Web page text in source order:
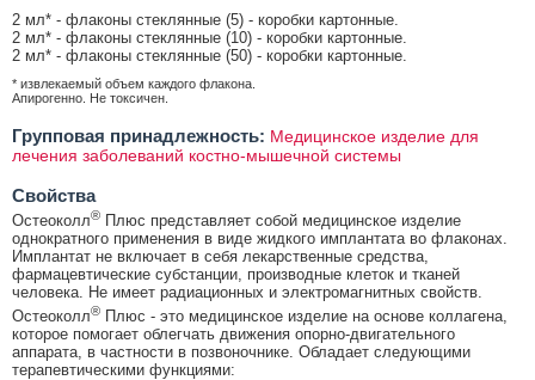
2 мл* - флаконы стеклянные (5) - коробки картонные.
2 мл* - флаконы стеклянные (10) - коробки картонные.
2 мл* - флаконы стеклянные (50) - коробки картонные.
* извлекаемый объем каждого флакона.
Апирогенно. Не токсичен.
Групповая принадлежность: Медицинское изделие для
лечения заболеваний костно-мышечной системы
Свойства
Остеоколл® Плюс представляет собой медицинское изделие
однократного применения в виде жидкого имплантата во флаконах.
Имплантат не включает в себя лекарственные средства,
фармацевтические субстанции, производные клеток и тканей
человека. Не имеет радиационных и электромагнитных свойств.
Остеоколл® Плюс - это медицинское изделие на основе коллагена,
которое помогает облегчать движения опорно-двигательного
аппарата, в частности в позвоночнике. Обладает следующими
терапевтическими функциями: